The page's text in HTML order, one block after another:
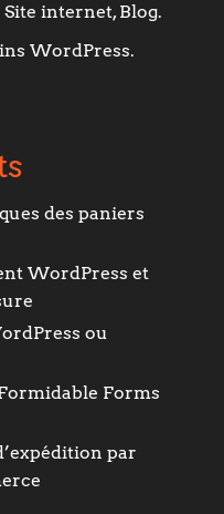
internet, Blog.
WordPress.
des paniers
WordPress et
ou
Forms
par